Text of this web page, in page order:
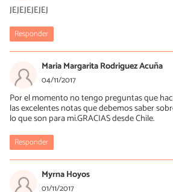
JEJEJEJEJEJ
Responder
Maria Margarita Rodriguez Acuña
04/11/2017
Por el momento no tengo preguntas que
las excelentes notas que debemos saber
lo que son para mi.GRACIAS desde Chile.
Responder
Myrna Hoyos
01/11/2017